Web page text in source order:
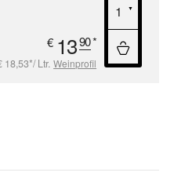
€ 1390*
18,53*/ Ltr. Weinprofil